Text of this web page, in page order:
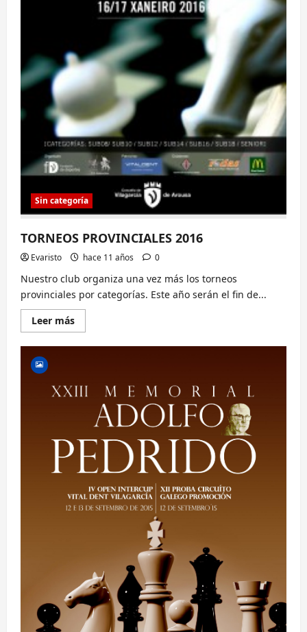
Sin categoría
TORNEOS PROVINCIALES 2016
Evaristo hace 11 años 0
Nuestro club organiza una vez más los torneos
provinciales por categorías. Este año serán el fin de...
Leer másLee
más
TORNEOS